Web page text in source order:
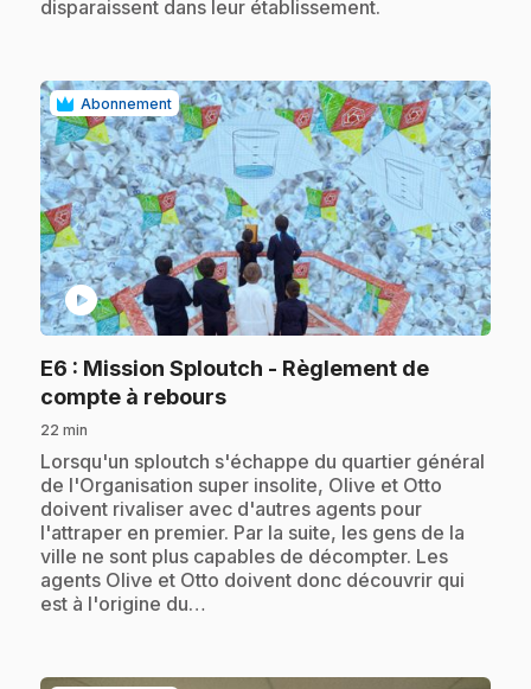
disparaissent dans leur établissement.
Abonnement
play_circle
E6 : Mission Sploutch - Règlement de
compte à rebours.
22 min
.Lorsqu'un sploutch s'échappe du quartier général
de l'Organisation super insolite, Olive et Otto
doivent rivaliser avec d'autres agents pour
l'attraper en premier. Par la suite, les gens de la
ville ne sont plus capables de décompter. Les
agents Olive et Otto doivent donc découvrir qui
est à l'origine du…